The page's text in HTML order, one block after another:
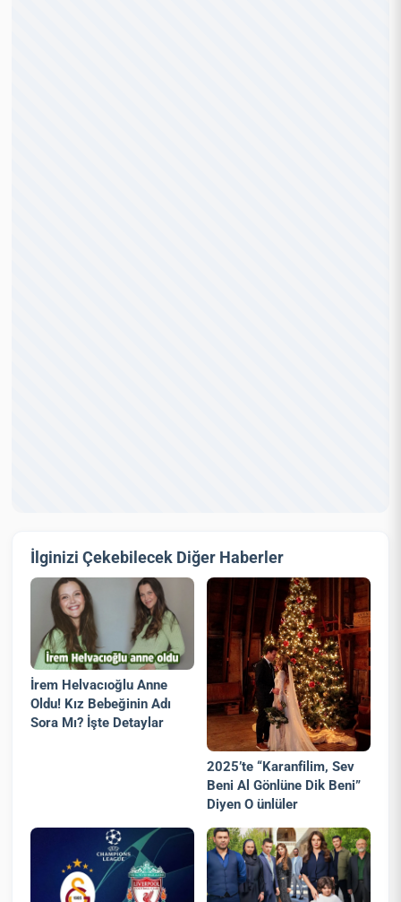
İlginizi Çekebilecek Diğer Haberler
İrem Helvacıoğlu Anne
Oldu! Kız Bebeğinin Adı
Sora Mı? İşte Detaylar
2025’te “Karanfilim, Sev
Beni Al Gönlüne Dik Beni”
Diyen O ünlüler